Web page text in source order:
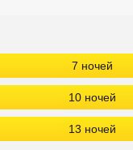
7 ночей
10 ночей
13 ночей